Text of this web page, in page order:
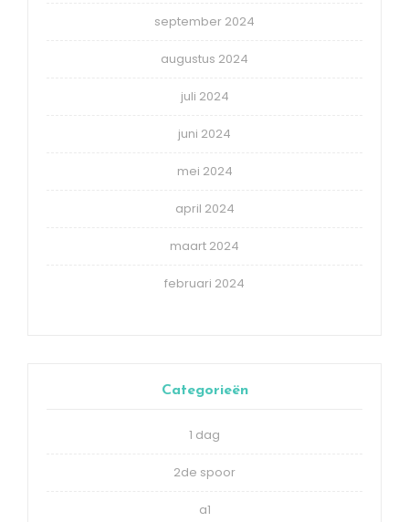
september 2024
augustus 2024
juli 2024
juni 2024
mei 2024
april 2024
maart 2024
februari 2024
Categorieën
1 dag
2de spoor
a1